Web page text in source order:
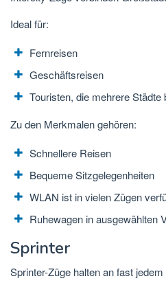
Ideal für:
Fernreisen
Geschäftsreisen
Touristen, die mehrere Städte
Zu den Merkmalen gehören:
Schnellere Reisen
Bequeme Sitzgelegenheiten
WLAN ist in vielen Zügen
Ruhewagen in ausgewählten
Sprinter
Sprinter-Züge halten an fast